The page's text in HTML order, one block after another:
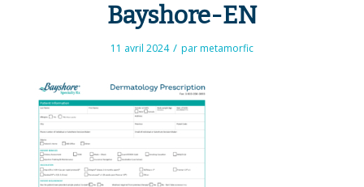
Bayshore-EN
11 avril 2024 / parmetamorfic